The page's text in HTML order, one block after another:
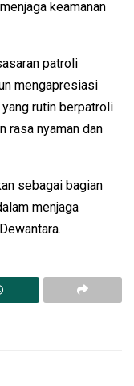
keamanan
patroli
mengapresiasi
rutin berpatroli
rasa nyaman dan
sebagai bagian
menjaga